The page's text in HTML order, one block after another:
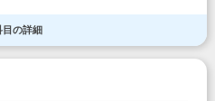
目の詳細